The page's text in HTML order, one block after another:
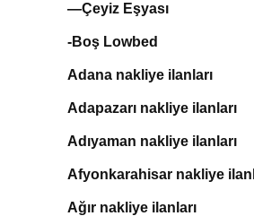
—Çeyiz Eşyası
-Boş Lowbed
Adana nakliye ilanları
Adapazarı nakliye ilanları
Adıyaman nakliye ilanları
Afyonkarahisar nakliye
Ağır nakliye ilanları